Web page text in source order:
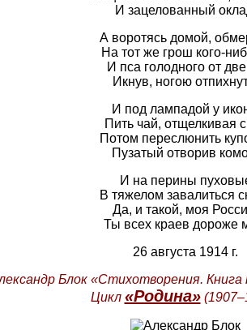
И зацелованный
А воротясь домой,
На тот же грош кого-
И пса голодного от
Икнув, ногою
И под лампадой у
Пить чай, отщелкивая
Потом переслюнить
Пузатый отворив
И на перины
В тяжелом завалиться
Да, и такой, моя
Ты всех краев дороже
26 августа 1914 г.
Блок «Стихотворения.
Цикл «Родина»